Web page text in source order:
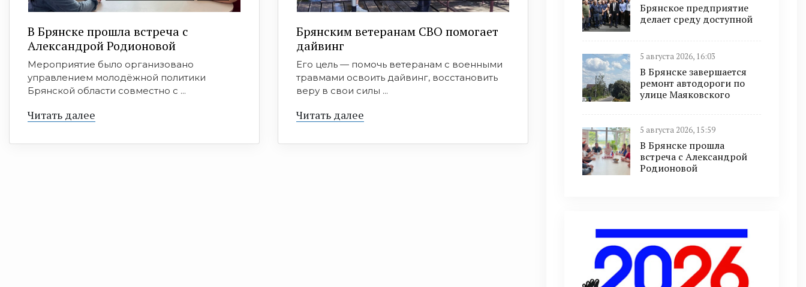
В Брянске прошла встреча с
Александрой Родионовой
Мероприятие было организовано
управлением молодёжной политики
Брянской области совместно с ...
Читать далее
Брянским ветеранам СВО помогает
дайвинг
Его цель — помочь ветеранам с военными
травмами освоить дайвинг, восстановить
веру в свои силы ...
Читать далее
Брянское предприятие
делает среду доступной
5 августа 2026, 16:03
В Брянске завершается
ремонт автодороги по
улице Маяковского
5 августа 2026, 15:59
В Брянске прошла
встреча с Александрой
Родионовой